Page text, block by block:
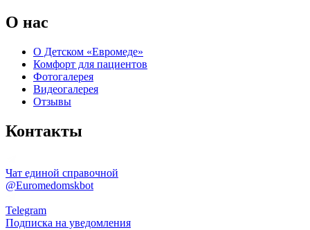
О нас
О Детском «Евромеде»
Комфорт для пациентов
Фотогалерея
Видеогалерея
Отзывы
Контакты
Чат единой справочной
@Euromedomskbot
Telegram
Подписка на уведомления